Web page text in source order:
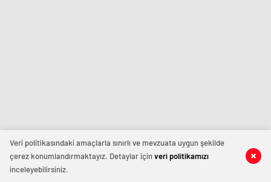
Veri politikasındaki amaçlarla sınırlı ve mevzuata uygun şekilde
çerez konumlandırmaktayız. Detaylar içinveri politikamızı
inceleyebilirsiniz.